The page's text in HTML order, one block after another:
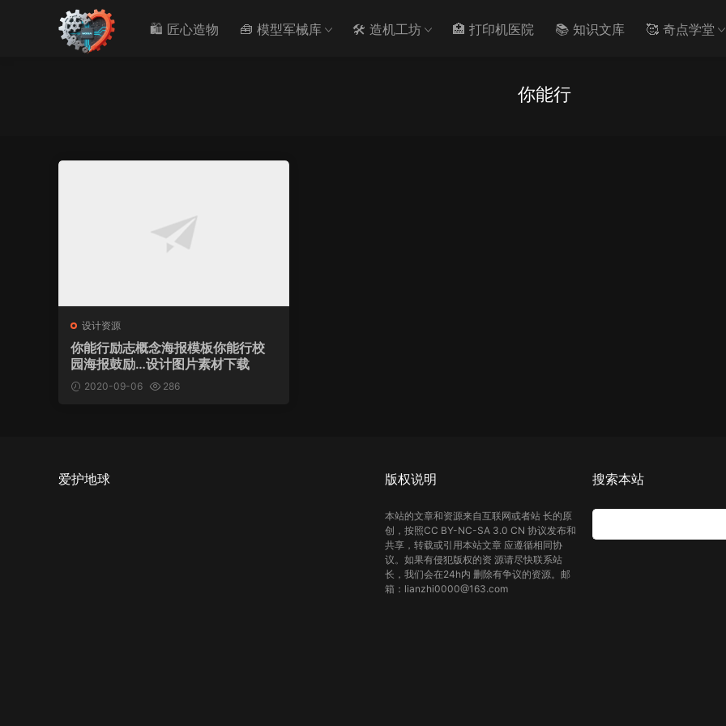
🛍️ 匠心造物 🧰 模型军械库 🛠️ 造机工坊 🏥 打印机医院 📚 知识文库 🥰 奇点学堂
你能行
设计资源
你能行励志概念海报模板你能行校
园海报鼓励…设计图片素材下载
2020-09-06 286
爱护地球 版权说明
本站的文章和资源来自互联网或者站 长的原
创，按照CC BY-NC-SA 3.0 CN 协议发布和
共享，转载或引用本站文章 应遵循相同协
议。如果有侵犯版权的资 源请尽快联系站
长，我们会在24h内 删除有争议的资源。邮
箱：lianzhi0000@163.com
搜索本站